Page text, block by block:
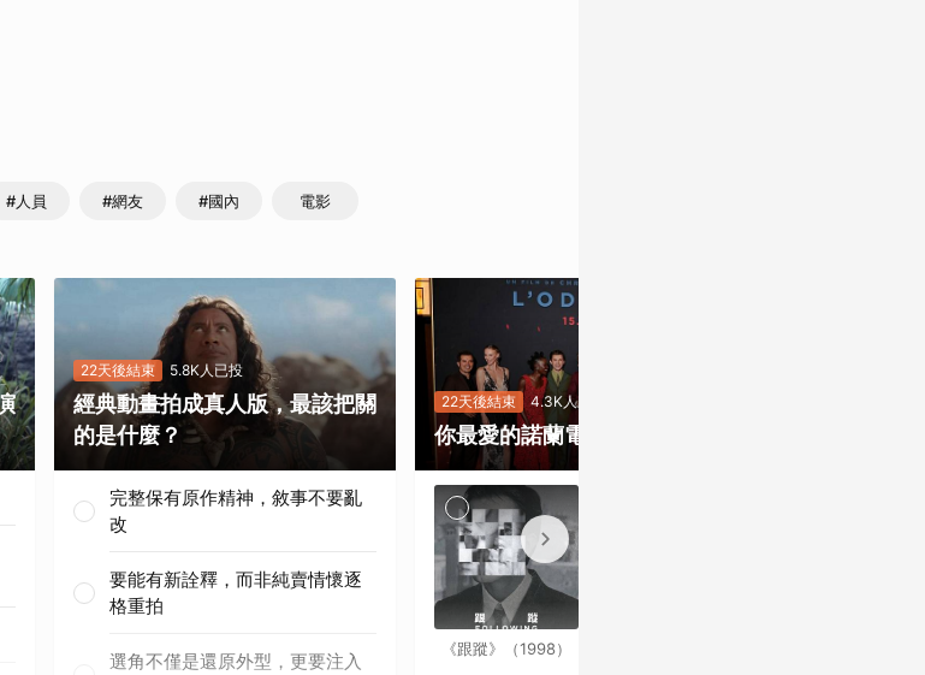
#人員 #網友 #國內 電影
22天後結束 5.8K人已投
經典動畫拍成真人版，最該把關
的是什麼？
完整保有原作精神，敘事不要亂
改
要能有新詮釋，而非純賣情懷逐
格重拍
選角不僅是還原外型，更要注入
22天後結束 4.3K人次
你最愛的諾蘭電影是哪一部？
《跟蹤》（1998）
取消